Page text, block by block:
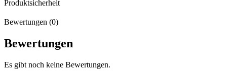
Produktsicherheit
Bewertungen (0)
Bewertungen
Es gibt noch keine Bewertungen.